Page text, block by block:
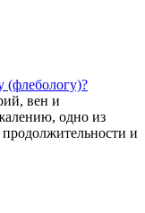
(флебологу)?
вен и
одно из
и